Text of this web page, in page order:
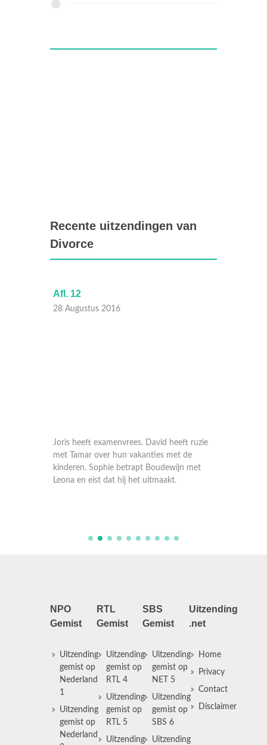
Recente uitzendingen van
Divorce
Afl. 12
28 Augustus 2016
met Tamar over hun vakanties met de
kinderen. Sophie betrapt Boudewijn met
Leona en eist dat hij het uitmaakt.
NPO
Gemist
Uitzending
gemist op
Nederland
1
Uitzending
gemist op
Nederland
RTL
Gemist
Uitzending
gemist op
RTL 4
Uitzending
gemist op
RTL 5
Uitzending
SBS
Gemist
Uitzending
gemist op
NET 5
Uitzending
gemist op
SBS 6
Uitzending
Uitzending
.net
Home
Privacy
Contact
Disclaimer